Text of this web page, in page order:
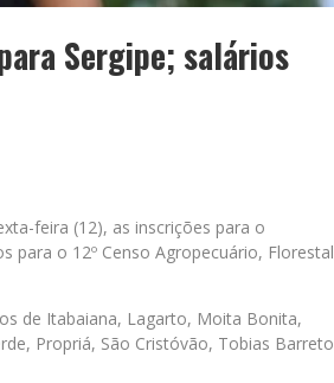
Sergipe; salários
feira (12), as inscrições para o
para o 12º Censo Agropecuário, Florestal
de Itabaiana, Lagarto, Moita Bonita,
Propriá, São Cristóvão, Tobias Barreto